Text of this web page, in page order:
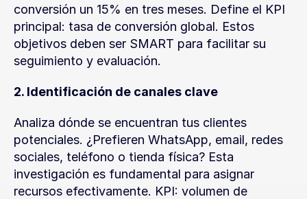
conversión un 15% en tres meses. Define el KPI
principal: tasa de conversión global. Estos
objetivos deben ser SMART para facilitar su
seguimiento y evaluación.
2. Identificación de canales clave
Analiza dónde se encuentran tus clientes
potenciales. ¿Prefieren WhatsApp, email, redes
sociales, teléfono o tienda física? Esta
investigación es fundamental para asignar
recursos efectivamente. KPI: volumen de